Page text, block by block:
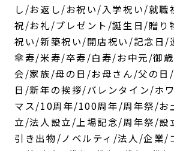
し/お返し/お祝い/入学祝い/就職
祝/お礼/プレゼント/誕生日/贈り
祝い/新築祝い/開店祝い/記念日
傘寿/米寿/卒寿/白寿/お中元/御
会/家族/母の日/お母さん/父の日
日/新年の挨拶/バレンタイン/ホ
マス/10周年/100周年/周年祭/お
立/法人設立/上場記念/周年祭/設
引き出物/ノベルティ/法人/企業/